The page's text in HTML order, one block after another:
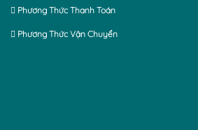
Phương Thức Thanh Toán
Phương Thức Vận Chuyển